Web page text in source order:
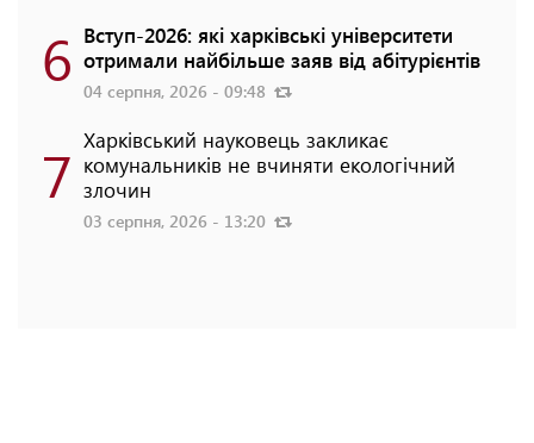
6 Вступ-2026: які харківські університети
отримали найбільше заяв від абітурієнтів
04 серпня, 2026 - 09:48
7 Харківський науковець закликає
комунальників не вчиняти екологічний
злочин
03 серпня, 2026 - 13:20